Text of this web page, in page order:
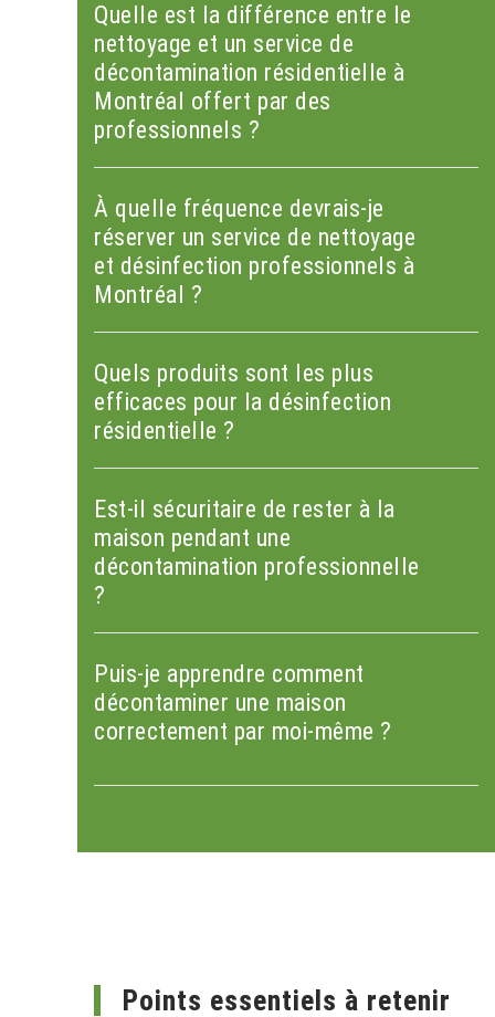
Quelle est la différence entre le
nettoyage et un service de
décontamination résidentielle à
Montréal offert par des
professionnels ?
À quelle fréquence devrais-je
réserver un service de nettoyage
et désinfection professionnels à
Montréal ?
Quels produits sont les plus
efficaces pour la désinfection
résidentielle ?
Est-il sécuritaire de rester à la
maison pendant une
décontamination professionnelle
?
Puis-je apprendre comment
décontaminer une maison
correctement par moi-même ?
Points essentiels à retenir